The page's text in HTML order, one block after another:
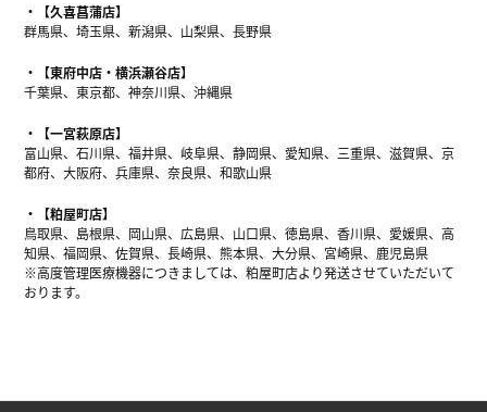
【久喜菖蒲店】
群馬県、埼玉県、新潟県、山梨県、長野県
【東府中店・横浜瀬谷店】
千葉県、東京都、神奈川県、沖縄県
【一宮萩原店】
富山県、石川県、福井県、岐阜県、静岡県、愛知県、三重県、滋賀県、京
都府、大阪府、兵庫県、奈良県、和歌山県
【粕屋町店】
鳥取県、島根県、岡山県、広島県、山口県、徳島県、香川県、愛媛県、高
知県、福岡県、佐賀県、長崎県、熊本県、大分県、宮崎県、鹿児島県
※高度管理医療機器につきましては、粕屋町店より発送させていただいて
おります。